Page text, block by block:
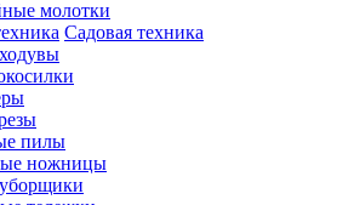
молотки
Садовая техника
пилы
ножницы